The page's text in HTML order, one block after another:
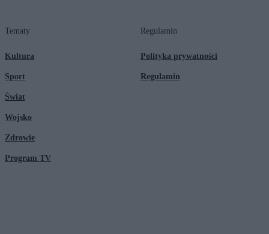
Tematy
Kultura
Sport
Świat
Wojsko
Zdrowie
Program TV
Regulamin
Polityka prywatności
Regulamin